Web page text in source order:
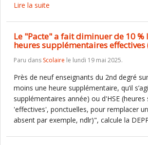
Lire la suite
Le "Pacte" a fait diminuer de 10 %
heures supplémentaires effectives
Paru dans Scolaire le lundi 19 mai 2025.
Près de neuf enseignants du 2nd degré
moins une heure supplémentaire, qu’il
supplémentaires année) ou d'HSE
'effectives', ponctuelles, pour remplacer
absent par exemple, ndlr)", calcule la